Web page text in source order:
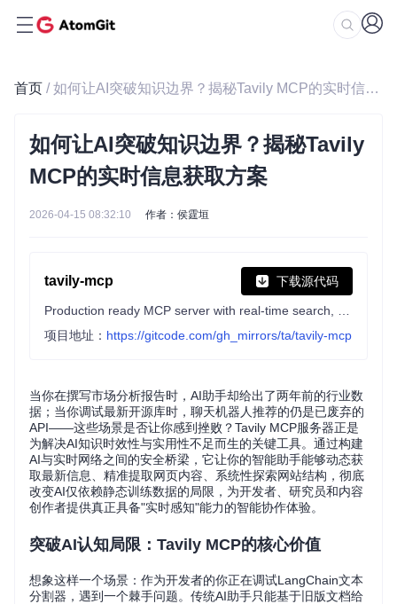
首页 / 如何让AI突破知识边界？揭秘Tavily MCP的实时信息获取方案
如何让AI突破知识边界？揭秘Tavily
MCP的实时信息获取方案
2026-04-15 08:32:10 作者：侯霆垣
tavily-mcp 下载源代码
项目地址： https://gitcode.com/gh_mirrors/ta/tavily-mcp
当你在撰写市场分析报告时，AI助手却给出了两年前的行业数
据；当你调试最新开源库时，聊天机器人推荐的仍是已废弃的
API——这些场景是否让你感到挫败？Tavily MCP服务器正是
为解决AI知识时效性与实用性不足而生的关键工具。通过构建
AI与实时网络之间的安全桥梁，它让你的智能助手能够动态获
取最新信息、精准提取网页内容、系统性探索网站结构，彻底
改变AI仅依赖静态训练数据的局限，为开发者、研究员和内容
创作者提供真正具备"实时感知"能力的智能协作体验。
突破AI认知局限：Tavily MCP的核心价值
想象这样一个场景：作为开发者的你正在调试LangChain文本
分割器，遇到一个棘手问题。传统AI助手只能基于旧版文档给